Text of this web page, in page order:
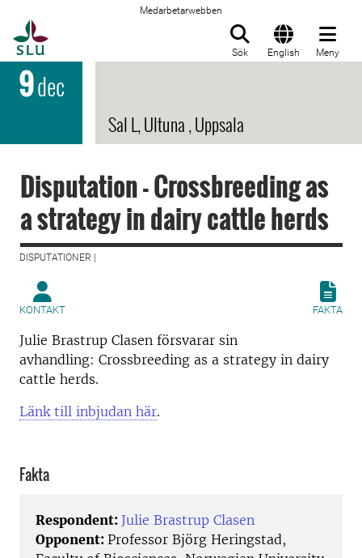
Medarbetarwebben
Sök English Meny
9dec
Sal L, Ultuna , Uppsala
Disputation - Crossbreeding as
a strategy in dairy cattle herds
DISPUTATIONER |
KONTAKT FAKTA
Julie Brastrup Clasen försvarar sin
avhandling: Crossbreeding as a strategy in dairy
cattle herds.
Länk till inbjudan här.
Fakta
Respondent: Julie Brastrup Clasen
Opponent: Professor Björg Heringstad,